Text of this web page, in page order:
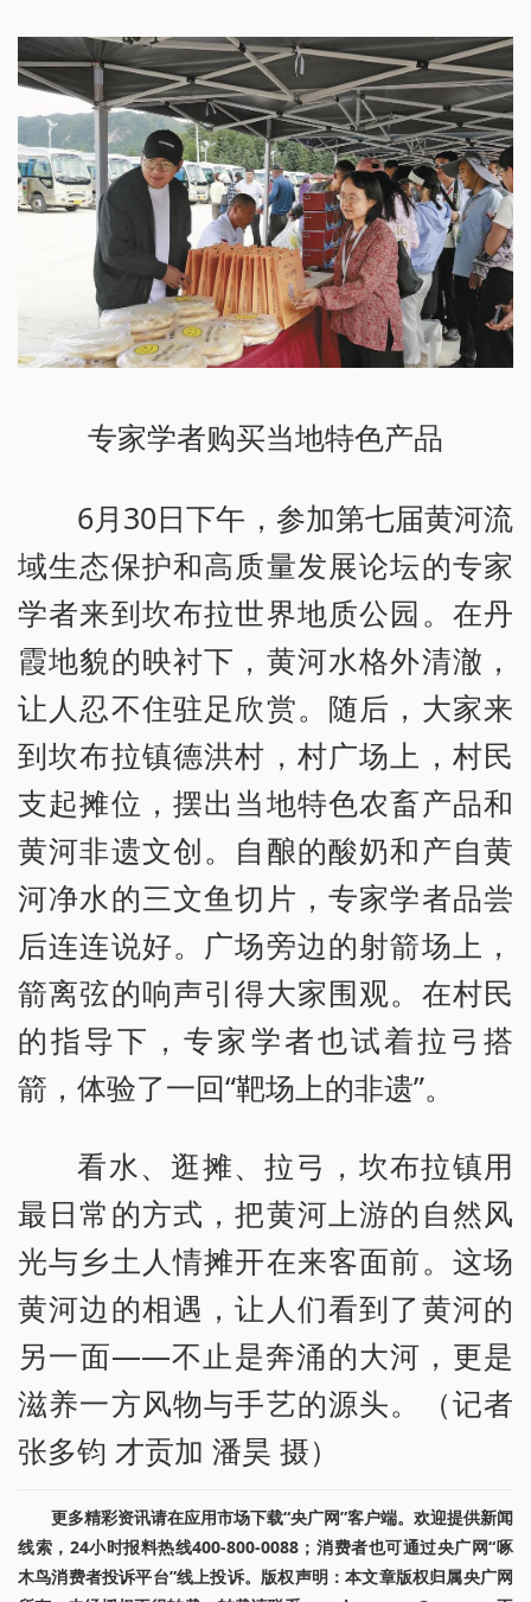
专家学者购买当地特色产品
6月30日下午，参加第七届黄河流
域生态保护和高质量发展论坛的专家
学者来到坎布拉世界地质公园。在丹
霞地貌的映衬下，黄河水格外清澈，
让人忍不住驻足欣赏。随后，大家来
到坎布拉镇德洪村，村广场上，村民
支起摊位，摆出当地特色农畜产品和
黄河非遗文创。自酿的酸奶和产自黄
河净水的三文鱼切片，专家学者品尝
后连连说好。广场旁边的射箭场上，
箭离弦的响声引得大家围观。在村民
的指导下，专家学者也试着拉弓搭
箭，体验了一回“靶场上的非遗”。
看水、逛摊、拉弓，坎布拉镇用
最日常的方式，把黄河上游的自然风
光与乡土人情摊开在来客面前。这场
黄河边的相遇，让人们看到了黄河的
另一面——不止是奔涌的大河，更是
滋养一方风物与手艺的源头。（记者
张多钧 才贡加 潘昊 摄）
更多精彩资讯请在应用市场下载“央广网”客户端。欢迎提供新闻
线索，24小时报料热线400-800-0088；消费者也可通过央广网“啄
木鸟消费者投诉平台”线上投诉。版权声明：本文章版权归属央广网